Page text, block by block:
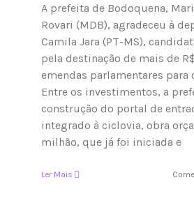
A prefeita de Bodoquena,
Rovari (MDB), agradeceu à
Camila Jara (PT-MS),
pela destinação de mais de
emendas parlamentares
Entre os investimentos, a
construção do portal de
integrado à ciclovia, obra
milhão, que já foi iniciada e
Ler Mais